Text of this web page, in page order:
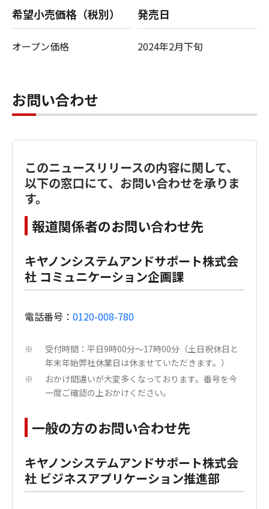
希望小売価格（税別）
オープン価格
発売日
2024年2月下旬
お問い合わせ
このニュースリリースの内容に関して、
以下の窓口にて、お問い合わせを承りま
す。
報道関係者のお問い合わせ先
キヤノンシステムアンドサポート株式会
社 コミュニケーション企画課
電話番号： 0120-008-780
※
受付時間：平日9時00分～17時00分（土日祝休日と
年末年始弊社休業日は休ませていただきます。）
※
おかけ間違いが大変多くなっております。番号を今
一度ご確認の上おかけください。
一般の方のお問い合わせ先
キヤノンシステムアンドサポート株式会
社 ビジネスアプリケーション推進部